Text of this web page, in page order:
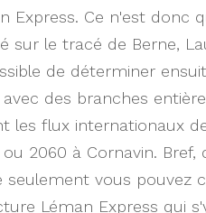
Express. Ce n'est donc
sur le tracé de Berne,
de déterminer
des branches
les flux internationaux
2060 à Cornavin. Bref,
seulement vous pouvez
Léman Express qui